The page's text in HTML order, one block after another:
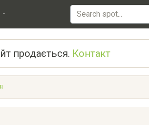
продається. Контакт